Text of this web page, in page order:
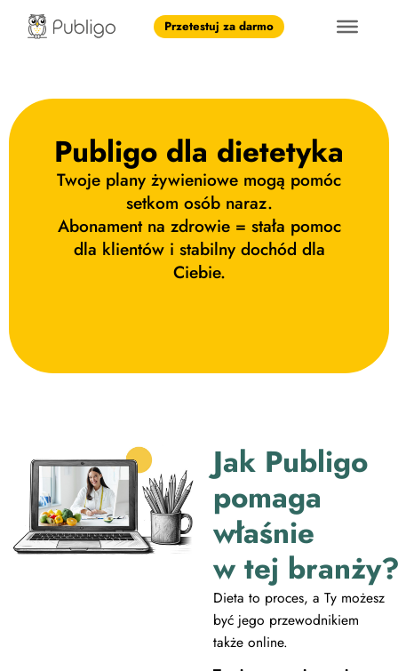
Przetestuj za darmo
Publigo dla dietetyka
Twoje plany żywieniowe mogą pomóc
setkom osób naraz.
Abonament na zdrowie = stała pomoc
dla klientów i stabilny dochód dla
Ciebie.
Jak Publigo
pomaga
właśnie
w tej
Dieta to proces, a Ty możesz
być jego przewodnikiem
także online.